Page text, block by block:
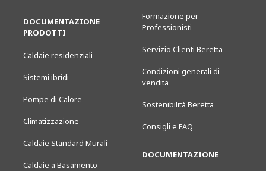
DOCUMENTAZIONE
PRODOTTI
Caldaie residenziali
Sistemi ibridi
Pompe di Calore
Climatizzazione
Caldaie Standard Murali
Caldaie a Basamento
Formazione per
Professionisti
Servizio Clienti Beretta
Condizioni generali di
vendita
Sostenibilità Beretta
Consigli e FAQ
DOCUMENTAZIONE